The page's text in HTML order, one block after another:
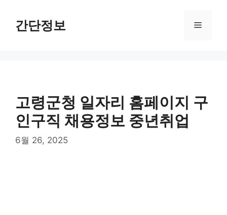
간단정보 메
고령군청 일자리 홈페이지 구
인구직 채용정보 중년취업
6월 26, 2025